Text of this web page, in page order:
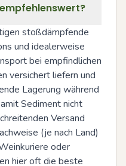
stoßdämpfende
und idealerweise
bei empfindlichen
versichert liefern und
Lagerung während
Sediment nicht
Versand
(je nach Land)
oder
hier oft die beste